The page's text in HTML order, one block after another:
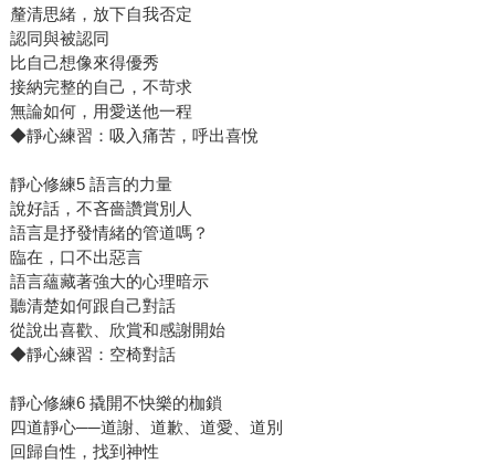
釐清思緒，放下自我否定
認同與被認同
比自己想像來得優秀
接納完整的自己，不苛求
無論如何，用愛送他一程
◆靜心練習：吸入痛苦，呼出喜悅
靜心修練5 語言的力量
說好話，不吝嗇讚賞別人
語言是抒發情緒的管道嗎？
臨在，口不出惡言
語言蘊藏著強大的心理暗示
聽清楚如何跟自己對話
從說出喜歡、欣賞和感謝開始
◆靜心練習：空椅對話
靜心修練6 撬開不快樂的枷鎖
四道靜心──道謝、道歉、道愛、道別
回歸自性，找到神性